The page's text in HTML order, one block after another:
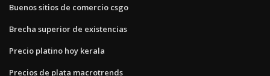
Buenos sitios de comercio csgo
Brecha superior de existencias
Precio platino hoy kerala
Precios de plata macrotrends